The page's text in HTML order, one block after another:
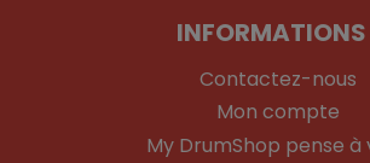
INFORMATIONS
Contactez-nous
Mon compte
My DrumShop pense à